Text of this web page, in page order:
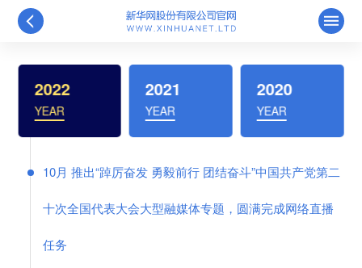
2022 2021 2020
10月 推出“踔厉奋发 勇毅前行 团结奋斗”中国共产党第二
十次全国代表大会大型融媒体专题，圆满完成网络直播
任务